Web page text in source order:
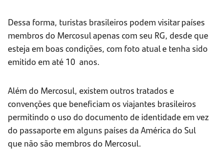
Dessa forma, turistas brasileiros podem visitar países
membros do Mercosul apenas com seu RG, desde que
esteja em boas condições, com foto atual e tenha sido
emitido em até 10 anos.
Além do Mercosul, existem outros tratados e
convenções que beneficiam os viajantes brasileiros
permitindo o uso do documento de identidade em vez
do passaporte em alguns países da América do Sul
que não são membros do Mercosul.